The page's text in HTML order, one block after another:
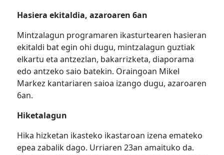
Hasiera ekitaldia, azaroaren 6an
Mintzalagun programaren ikasturtearen hasieran
ekitaldi bat egin ohi dugu, mintzalagun guztiak
elkartu eta antzezlan, bakarrizketa, diaporama
edo antzeko saio batekin. Oraingoan Mikel
Markez kantariaren saioa izango dugu, azaroaren
6an.
Hiketalagun
Hika hizketan ikasteko ikastaroan izena emateko
epea zabalik dago. Urriaren 23an amaituko da.